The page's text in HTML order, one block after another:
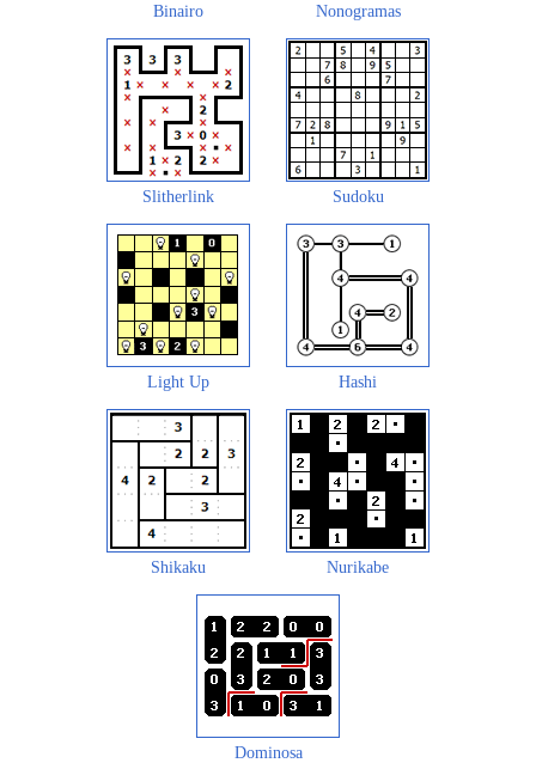
Binairo Nonogramas
Slitherlink Sudoku
Light Up Hashi
Shikaku Nurikabe
Dominosa